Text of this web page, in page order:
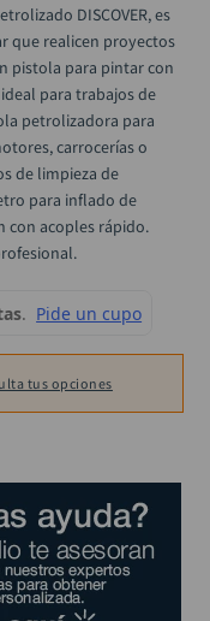
DISCOVER, es
que realicen proyectos
pistola para pintar con
para trabajos de
petrolizadora para
carrocerías o
de limpieza de
para inflado de
con acoples rápido.
tus opciones